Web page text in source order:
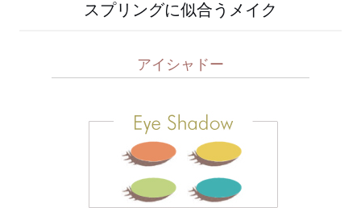
スプリングに似合うメイク
アイシャドー